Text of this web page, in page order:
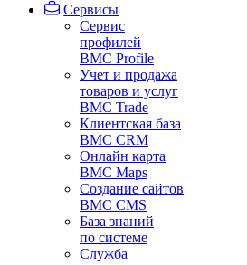
Сервисы
Сервис
профилей
BMC Profile
Учет и продажа
товаров и услуг
BMC Trade
Клиентская база
BMC CRM
Онлайн карта
BMC Maps
Создание сайтов
BMC CMS
База знаний
по системе
Служба